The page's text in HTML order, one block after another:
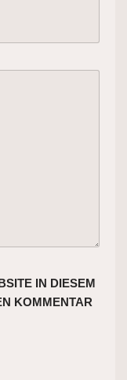
IN DIESEM
KOMMENTAR